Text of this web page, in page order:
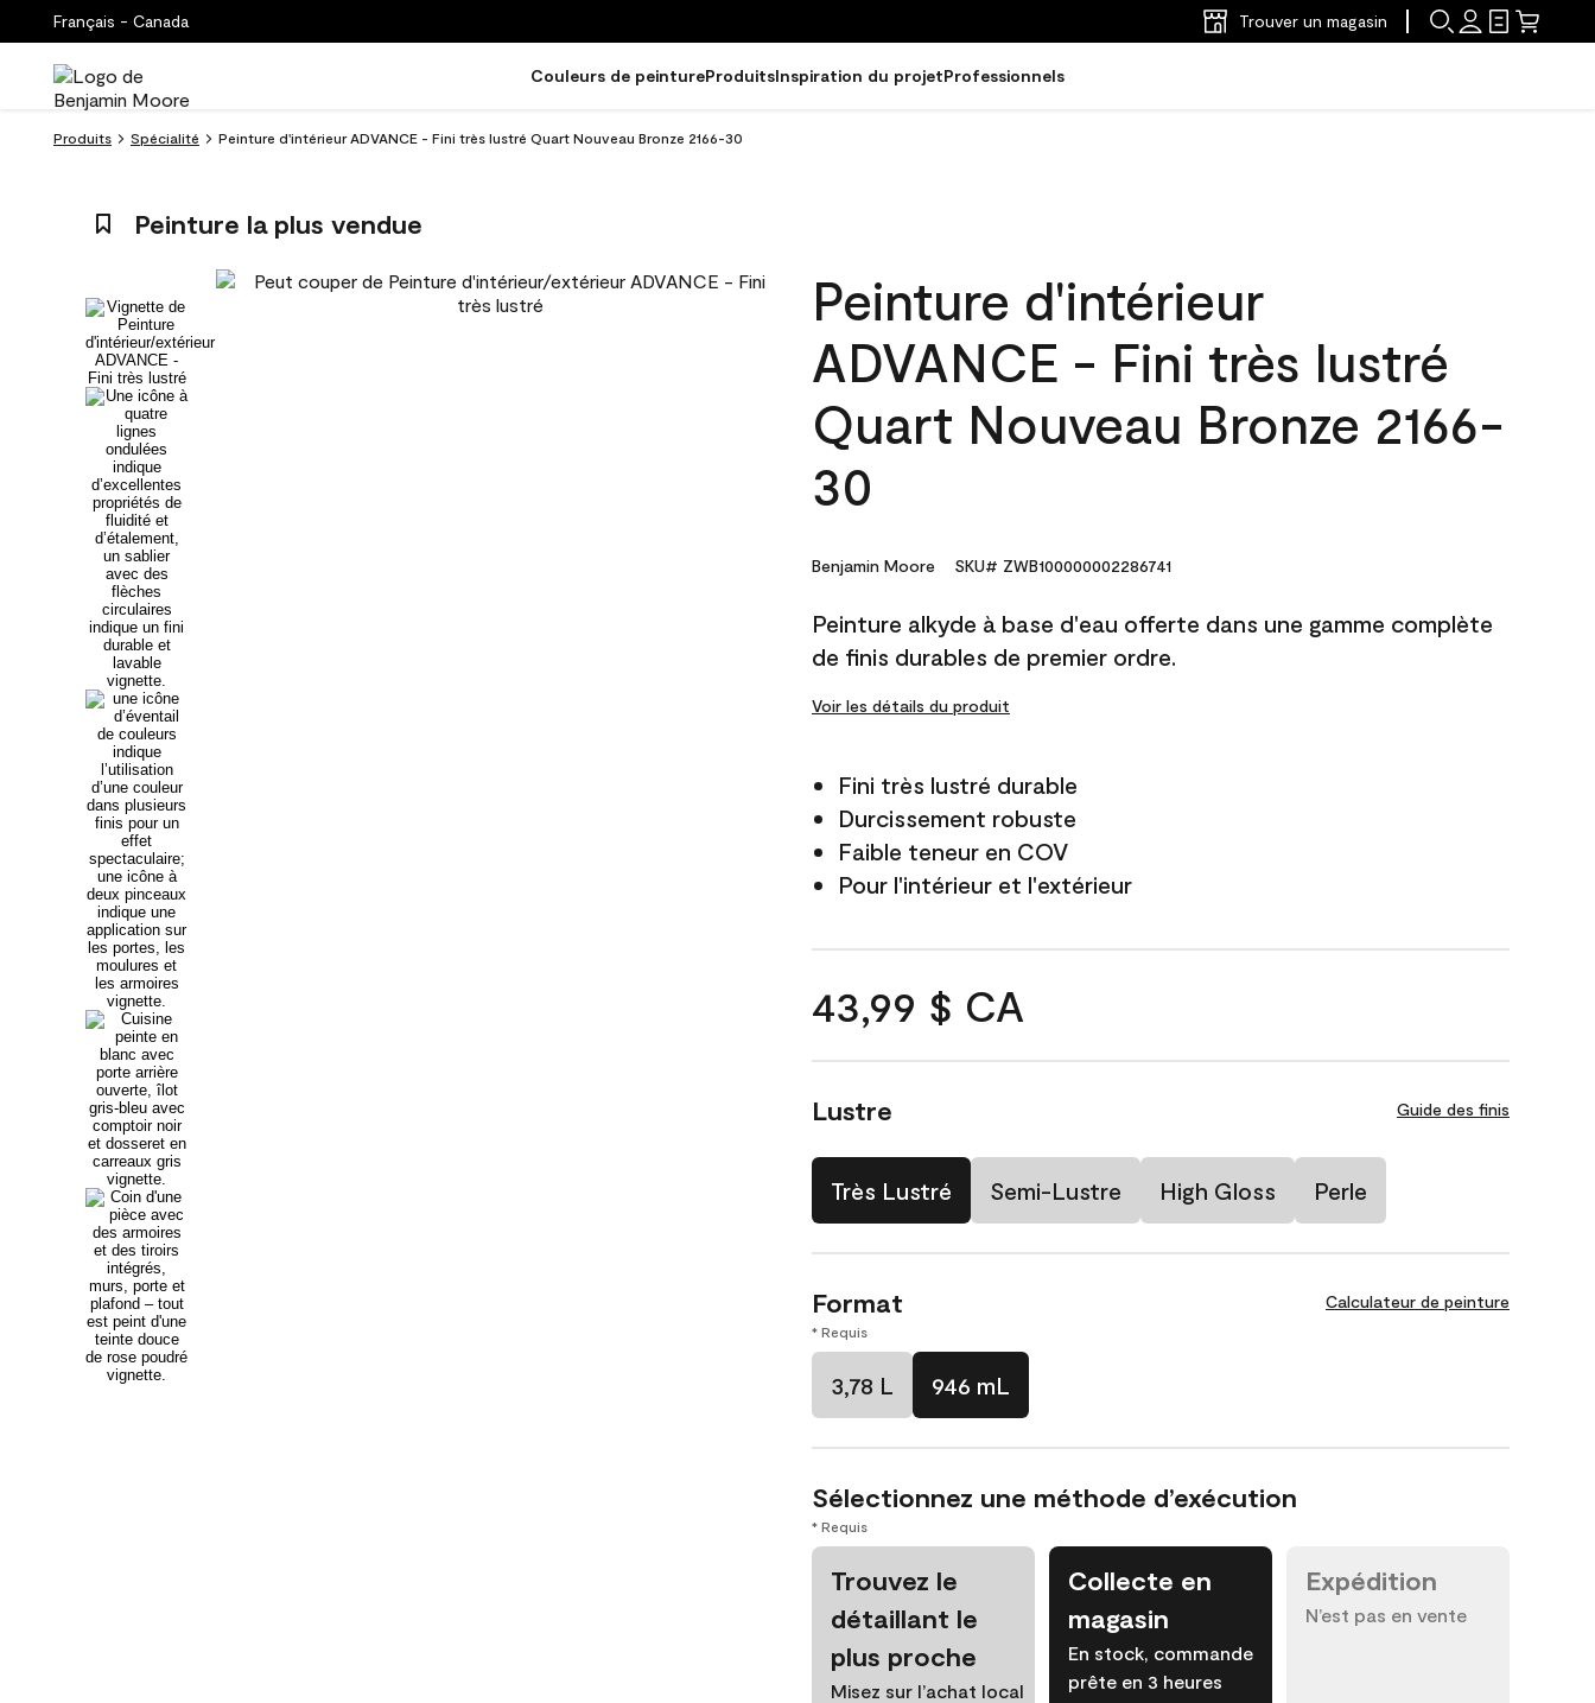
Français - Canada Trouver un magasin
Couleurs de peintureProduitsInspiration du projetProfessionnels
Produits Spécialité Peinture d'intérieur ADVANCE - Fini très lustré Quart Nouveau Bronze 2166-30
Peinture la plus vendue
Peinture d'intérieur
ADVANCE - Fini très lustré
Quart Nouveau Bronze 2166-
30
Benjamin Moore SKU# ZWB100000002286741
Peinture alkyde à base d'eau offerte dans une gamme complète
de finis durables de premier ordre.
Voir les détails du produit
Fini très lustré durable
Durcissement robuste
Faible teneur en COV
Pour l'intérieur et l'extérieur
43,99 $ CA
Lustre Guide des finis
Très Lustré Semi-Lustre High Gloss Perle
Format Calculateur de peinture
* Requis
3,78 L 946 mL
Sélectionnez une méthode d’exécution
* Requis
Trouvez le
détaillant le
plus proche
Misez sur l’achat local
Collecte en
magasin
En stock, commande
prête en 3 heures
Expédition
N’est pas en vente